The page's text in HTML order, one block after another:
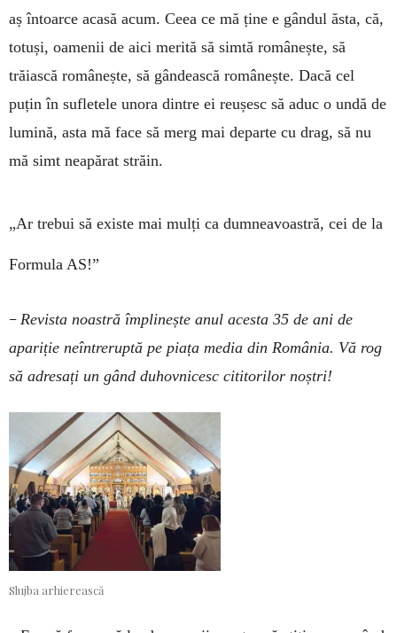
aș întoarce acasă a­cum. Ceea ce mă ține e gândul ăsta, că,
totuși, oamenii de aici merită să simtă românește, să
trăiască românește, să gândească românește. Dacă cel
puțin în sufletele unora dintre ei reușesc să aduc o undă de
lumină, asta mă face să merg mai departe cu drag, să nu
mă simt neapărat străin.
„Ar trebui să existe mai mulți ca dumneavoastră, cei de la
Formula AS!”
– Revista noastră împlinește anul acesta 35 de ani de
apariție neîntreruptă pe piața media din România. Vă rog
să adresați un gând duhovnicesc cititorilor noștri!
Slujba arhierească